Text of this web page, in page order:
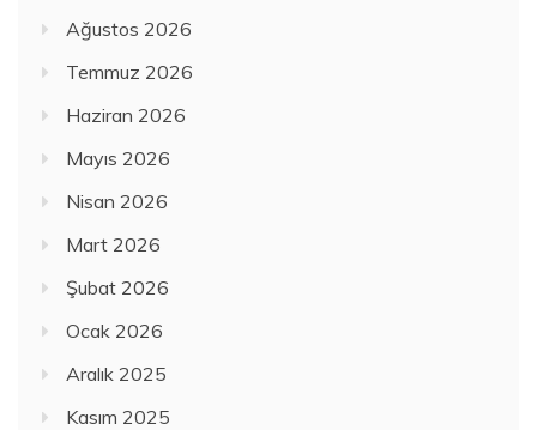
Ağustos 2026
Temmuz 2026
Haziran 2026
Mayıs 2026
Nisan 2026
Mart 2026
Şubat 2026
Ocak 2026
Aralık 2025
Kasım 2025